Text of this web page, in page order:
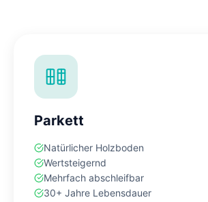
Parkett
Natürlicher Holzboden
Wertsteigernd
Mehrfach abschleifbar
30+ Jahre Lebensdauer